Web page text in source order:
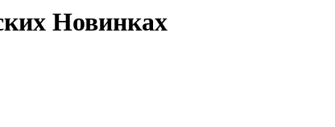
Новинках